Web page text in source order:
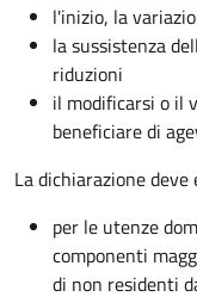
l'inizio, la
la sussistenza
riduzioni
il modificarsi o il
beneficiare di
La dichiarazione
per le utenze
componenti
di non residenti